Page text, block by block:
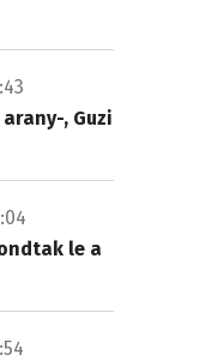
, Guzi
le a